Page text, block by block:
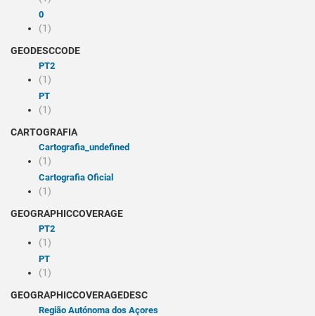
0
(1)
GEODESCCODE
PT2
(1)
PT
(1)
CARTOGRAFIA
cartografia_undefined
(1)
Cartografia Oficial
(1)
GEOGRAPHICCOVERAGE
PT2
(1)
PT
(1)
GEOGRAPHICCOVERAGEDESC
Região Autónoma dos Açores